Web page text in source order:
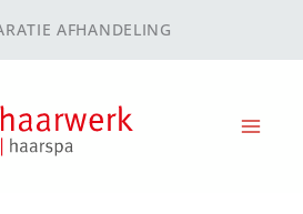
AFHANDELING